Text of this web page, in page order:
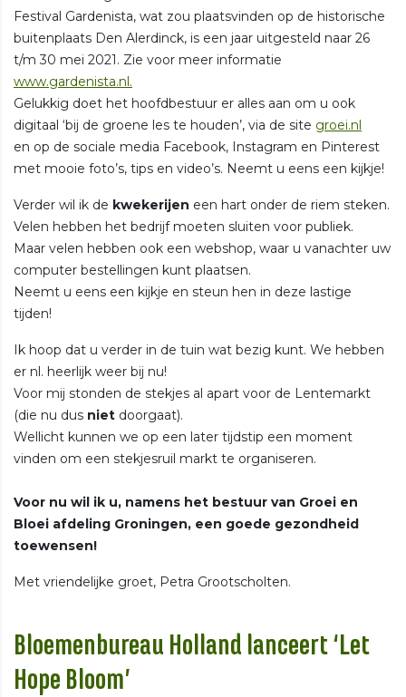
Festival Gardenista, wat zou plaatsvinden op de historische
buitenplaats Den Alerdinck, is een jaar uitgesteld naar 26
t/m 30 mei 2021. Zie voor meer informatie
www.gardenista.nl.
Gelukkig doet het hoofdbestuur er alles aan om u ook
digitaal ‘bij de groene les te houden’, via de site groei.nl
en op de sociale media Facebook, Instagram en Pinterest
met mooie foto’s, tips en video’s. Neemt u eens een kijkje!
Verder wil ik de kwekerijen een hart onder de riem steken.
Velen hebben het bedrijf moeten sluiten voor publiek.
Maar velen hebben ook een webshop, waar u vanachter uw
computer bestellingen kunt plaatsen.
Neemt u eens een kijkje en steun hen in deze lastige
tijden!
Ik hoop dat u verder in de tuin wat bezig kunt. We hebben
er nl. heerlijk weer bij nu!
Voor mij stonden de stekjes al apart voor de Lentemarkt
(die nu dus niet doorgaat).
Wellicht kunnen we op een later tijdstip een moment
vinden om een stekjesruil markt te organiseren.
Voor nu wil ik u, namens het bestuur van Groei en
Bloei afdeling Groningen, een goede gezondheid
toewensen!
Met vriendelijke groet, Petra Grootscholten.
Bloemenbureau Holland lanceert ‘Let
Hope Bloom’